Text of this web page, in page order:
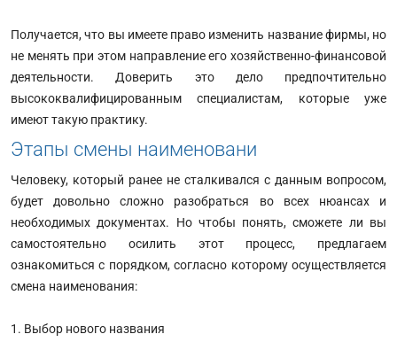
Получается, что вы имеете право изменить название фирмы, но
не менять при этом направление его хозяйственно-финансовой
деятельности. Доверить это дело предпочтительно
высококвалифицированным специалистам, которые уже
имеют такую практику.
Этапы смены наименовани
Человеку, который ранее не сталкивался с данным вопросом,
будет довольно сложно разобраться во всех нюансах и
необходимых документах. Но чтобы понять, сможете ли вы
самостоятельно осилить этот процесс, предлагаем
ознакомиться с порядком, согласно которому осуществляется
смена наименования:
1. Выбор нового названия